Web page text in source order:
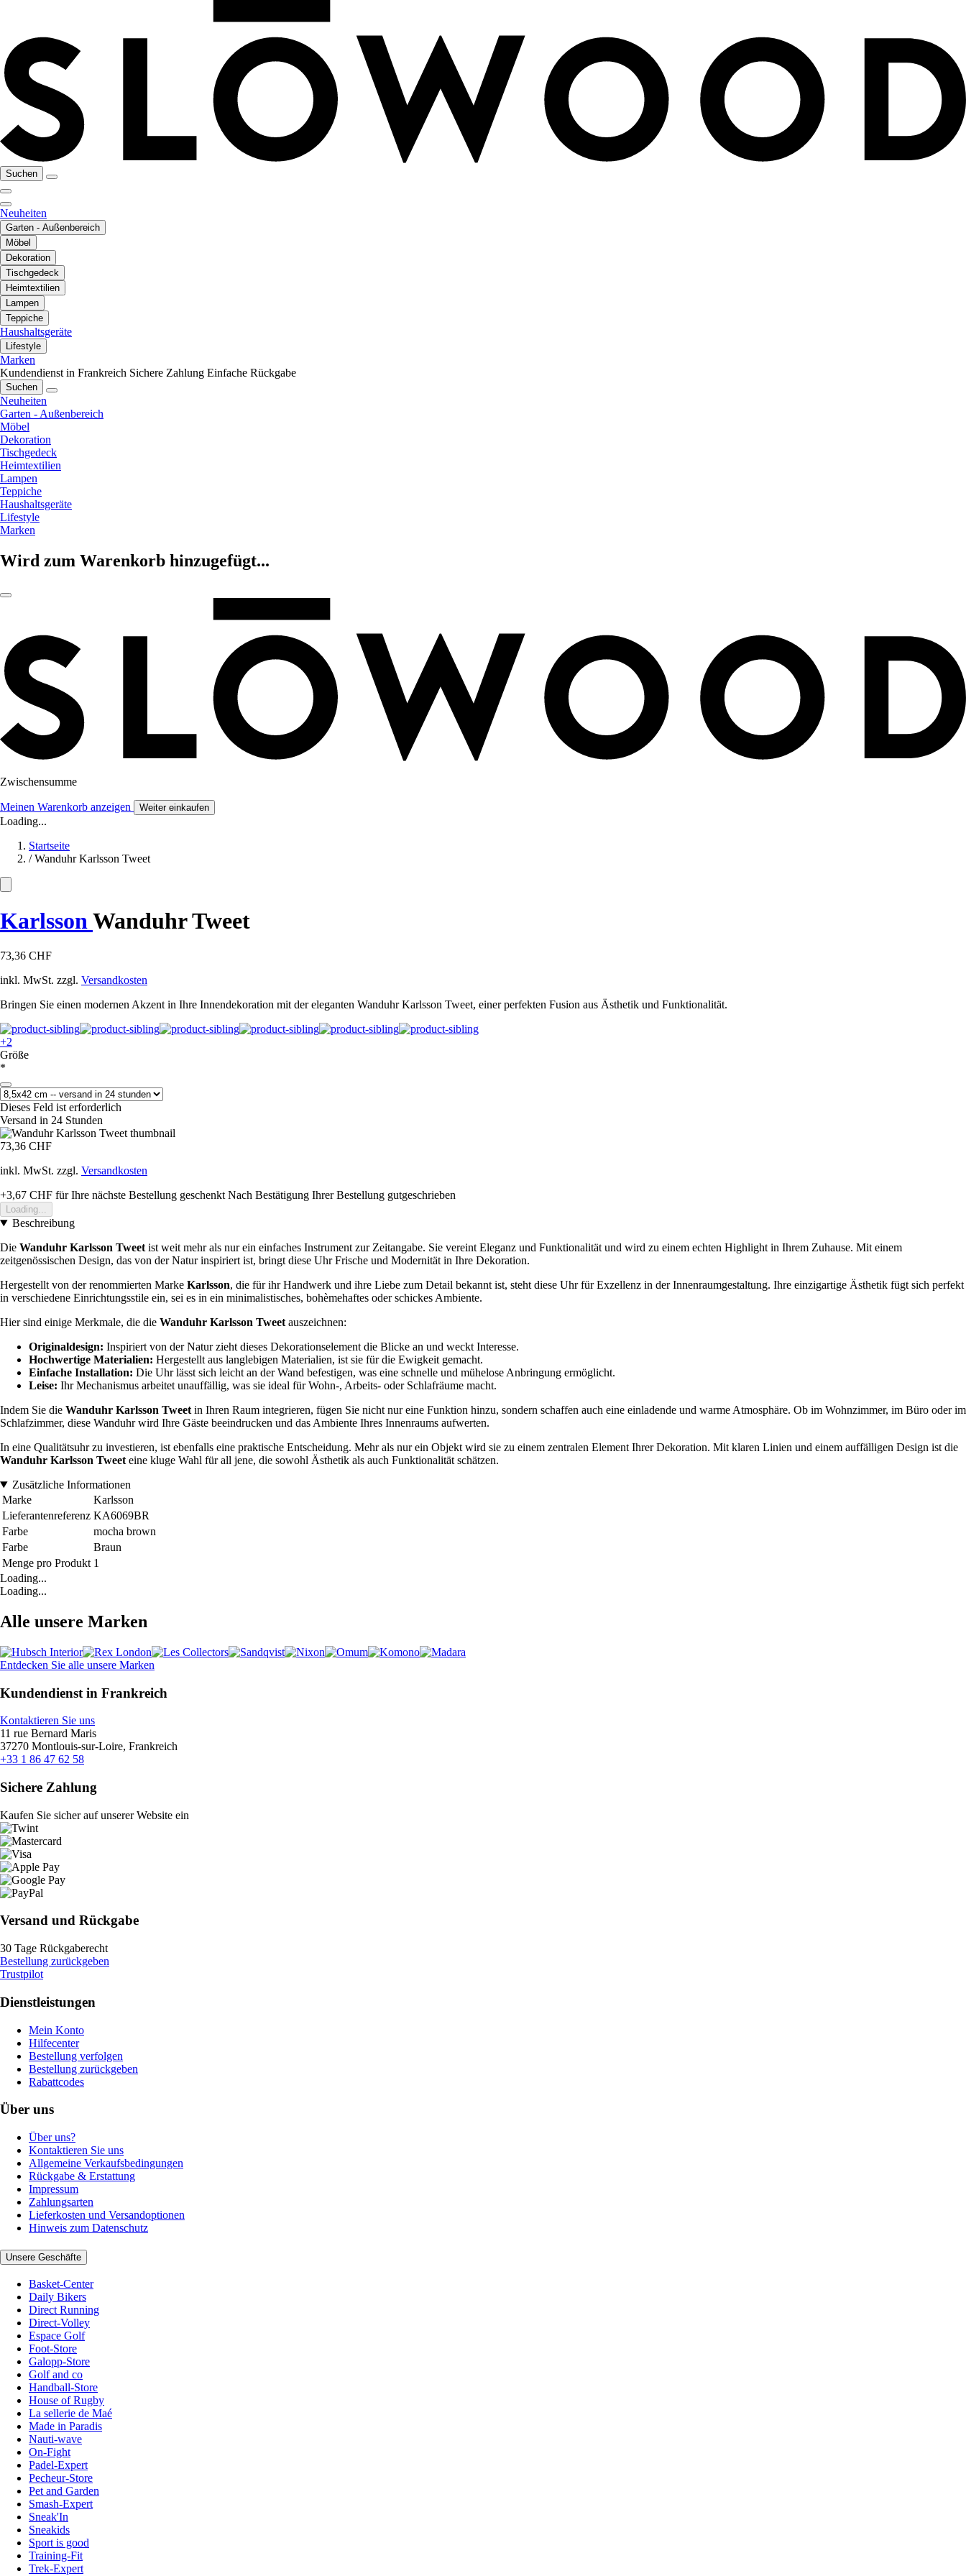
Suchen
Neuheiten
Garten - Außenbereich
Möbel
Dekoration
Tischgedeck
Heimtextilien
Lampen
Teppiche
Haushaltsgeräte
Lifestyle
Marken
Kundendienst in Frankreich Sichere Zahlung Einfache Rückgabe
Suchen
Neuheiten
Garten - Außenbereich
Möbel
Dekoration
Tischgedeck
Heimtextilien
Lampen
Teppiche
Haushaltsgeräte
Lifestyle
Marken
Wird zum Warenkorb hinzugefügt...
Zwischensumme
Meinen Warenkorb anzeigen Weiter einkaufen
Loading...
Startseite
/ Wanduhr Karlsson Tweet
Karlsson Wanduhr Tweet
73,36 CHF
inkl. MwSt. zzgl. Versandkosten
Bringen Sie einen modernen Akzent in Ihre Innendekoration mit der eleganten Wanduhr Karlsson Tweet, einer perfekten Fusion aus Ästhetik und Funktionalität.
+2
Größe
*
Dieses Feld ist erforderlich
Versand in 24 Stunden
73,36 CHF
inkl. MwSt. zzgl. Versandkosten
+3,67 CHF für Ihre nächste Bestellung geschenkt Nach Bestätigung Ihrer Bestellung gutgeschrieben
Loading...
Beschreibung
Die Wanduhr Karlsson Tweet ist weit mehr als nur ein einfaches Instrument zur Zeitangabe. Sie vereint Eleganz und Funktionalität und wird zu einem echten Highlight in Ihrem Zuhause. Mit einem
zeitgenössischen Design, das von der Natur inspiriert ist, bringt diese Uhr Frische und Modernität in Ihre Dekoration.
Hergestellt von der renommierten Marke Karlsson, die für ihr Handwerk und ihre Liebe zum Detail bekannt ist, steht diese Uhr für Exzellenz in der Innenraumgestaltung. Ihre einzigartige Ästhetik fügt sich perfekt
in verschiedene Einrichtungsstile ein, sei es in ein minimalistisches, bohèmehaftes oder schickes Ambiente.
Hier sind einige Merkmale, die die Wanduhr Karlsson Tweet auszeichnen:
Originaldesign: Inspiriert von der Natur zieht dieses Dekorationselement die Blicke an und weckt Interesse.
Hochwertige Materialien: Hergestellt aus langlebigen Materialien, ist sie für die Ewigkeit gemacht.
Einfache Installation: Die Uhr lässt sich leicht an der Wand befestigen, was eine schnelle und mühelose Anbringung ermöglicht.
Leise: Ihr Mechanismus arbeitet unauffällig, was sie ideal für Wohn-, Arbeits- oder Schlafräume macht.
Indem Sie die Wanduhr Karlsson Tweet in Ihren Raum integrieren, fügen Sie nicht nur eine Funktion hinzu, sondern schaffen auch eine einladende und warme Atmosphäre. Ob im Wohnzimmer, im Büro oder im
Schlafzimmer, diese Wanduhr wird Ihre Gäste beeindrucken und das Ambiente Ihres Innenraums aufwerten.
In eine Qualitätsuhr zu investieren, ist ebenfalls eine praktische Entscheidung. Mehr als nur ein Objekt wird sie zu einem zentralen Element Ihrer Dekoration. Mit klaren Linien und einem auffälligen Design ist die
Wanduhr Karlsson Tweet eine kluge Wahl für all jene, die sowohl Ästhetik als auch Funktionalität schätzen.
Zusätzliche Informationen
Marke
Karlsson
Lieferantenreferenz KA6069BR
Farbe
mocha brown
Farbe
Braun
Menge pro Produkt 1
Loading...
Loading...
Alle unsere Marken
Entdecken Sie alle unsere Marken
Kundendienst in Frankreich
Kontaktieren Sie uns
11 rue Bernard Maris
37270 Montlouis-sur-Loire, Frankreich
+33 1 86 47 62 58
Sichere Zahlung
Kaufen Sie sicher auf unserer Website ein
Versand und Rückgabe
30 Tage Rückgaberecht
Bestellung zurückgeben
Trustpilot
Dienstleistungen
Mein Konto
Hilfecenter
Bestellung verfolgen
Bestellung zurückgeben
Rabattcodes
Über uns
Über uns?
Kontaktieren Sie uns
Allgemeine Verkaufsbedingungen
Rückgabe & Erstattung
Impressum
Zahlungsarten
Lieferkosten und Versandoptionen
Hinweis zum Datenschutz
Unsere Geschäfte
Basket-Center
Daily Bikers
Direct Running
Direct-Volley
Espace Golf
Foot-Store
Galopp-Store
Golf and co
Handball-Store
House of Rugby
La sellerie de Maé
Made in Paradis
Nauti-wave
On-Fight
Padel-Expert
Pecheur-Store
Pet and Garden
Smash-Expert
Sneak'In
Sneakids
Sport is good
Training-Fit
Trek-Expert